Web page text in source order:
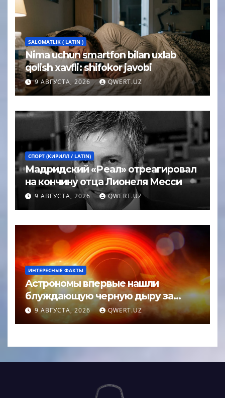
SALOMATLIK ( LATIN )
Nima uchun smartfon bilan uxlab
qolish xavfli: shifokor javobi
9 АВГУСТА, 2026 QWERT.UZ
СПОРТ (КИРИЛЛ / LATIN)
Мадридский «Реал» отреагировал
на кончину отца Лионеля Месси
9 АВГУСТА, 2026 QWERT.UZ
ИНТЕРЕСНЫЕ ФАКТЫ
Астрономы впервые нашли
блуждающую черную дыру за
пределами галактики
9 АВГУСТА, 2026 QWERT.UZ